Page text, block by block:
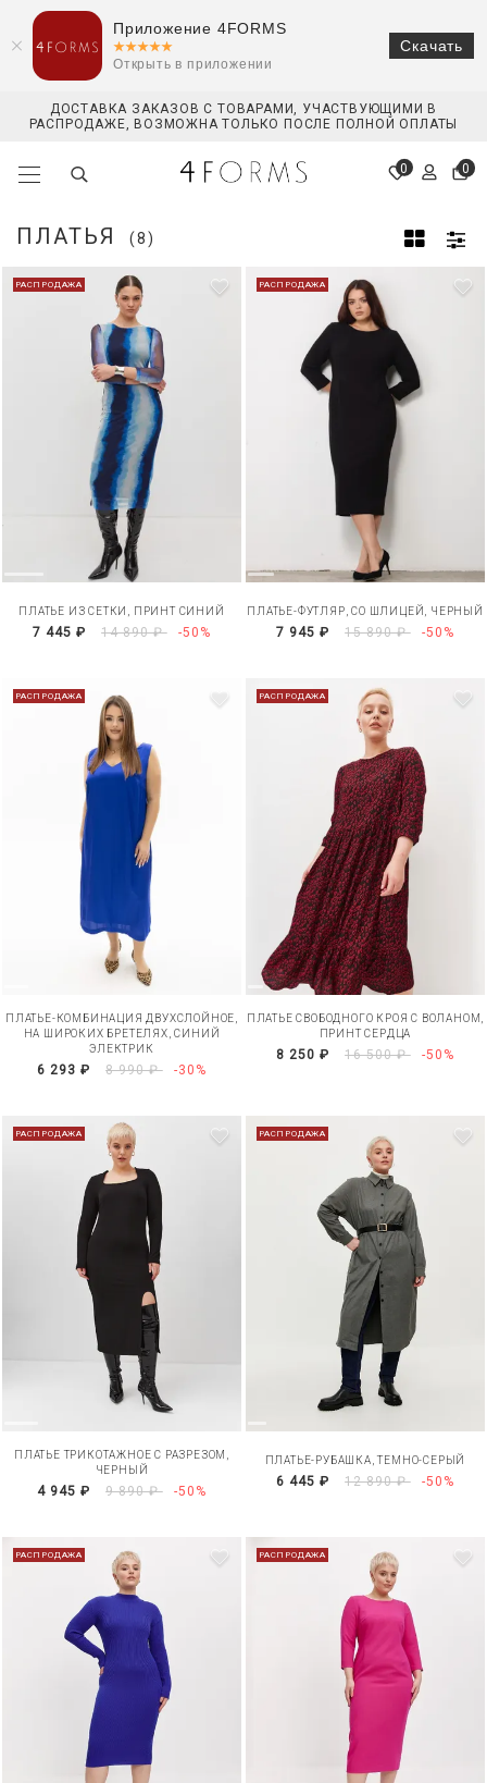
ДОСТАВКА ЗАКАЗОВ С ТОВАРАМИ, УЧАСТВУЮЩИМИ В
РАСПРОДАЖЕ, ВОЗМОЖНА ТОЛЬКО ПОСЛЕ ПОЛНОЙ ОПЛАТЫ
0 0
ПЛАТЬЯ (8)
РАСПРОДАЖА
ПЛАТЬЕ ИЗ СЕТКИ, ПРИНТ СИНИЙ
7 445 ₽ 14 890 ₽ -50%
РАСПРОДАЖА
ПЛАТЬЕ-ФУТЛЯР, СО ШЛИЦЕЙ, ЧЕРНЫЙ
7 945 ₽ 15 890 ₽ -50%
РАСПРОДАЖА
ПЛАТЬЕ-КОМБИНАЦИЯ ДВУХСЛОЙНОЕ,
НА ШИРОКИХ БРЕТЕЛЯХ, СИНИЙ
ЭЛЕКТРИК
6 293 ₽ 8 990 ₽ -30%
РАСПРОДАЖА
ПЛАТЬЕ СВОБОДНОГО КРОЯ С ВОЛАНОМ,
ПРИНТ СЕРДЦА
8 250 ₽ 16 500 ₽ -50%
РАСПРОДАЖА
ПЛАТЬЕ ТРИКОТАЖНОЕ С РАЗРЕЗОМ,
ЧЕРНЫЙ
4 945 ₽ 9 890 ₽ -50%
РАСПРОДАЖА
ПЛАТЬЕ-РУБАШКА, ТЕМНО-СЕРЫЙ
6 445 ₽ 12 890 ₽ -50%
РАСПРОДАЖА РАСПРОДАЖА
Приложение 4FORMS
Открыть в приложении
Скачать